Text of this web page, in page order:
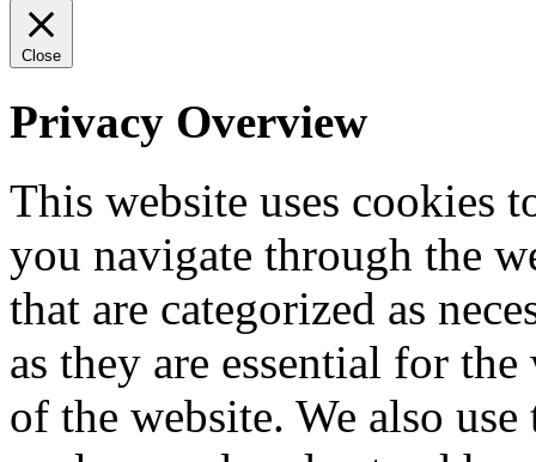
Close
Privacy Overview
This website uses cookies
you navigate through the
that are categorized as
as they are essential for
of the website. We also